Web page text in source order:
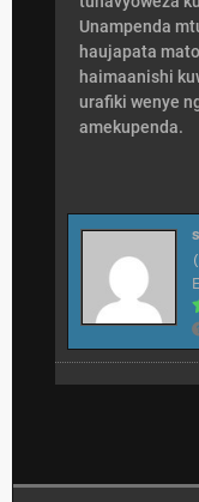
Unampenda
haujapata
haimaanishi
urafiki wenye
amekupenda.